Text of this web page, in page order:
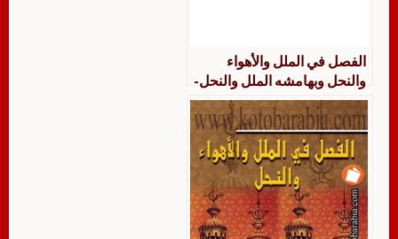
الفصل في الملل والأهواء
والنحل وبهامشه الملل والنحل-
السلام